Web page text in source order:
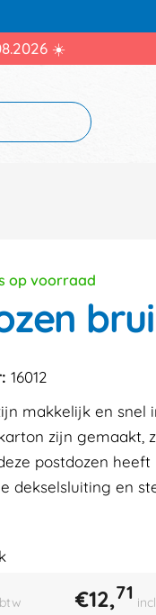
☀️
op voorraad
16012
makkelijk en snel
zijn gemaakt,
postdozen
dekselsluiting en
€12,71